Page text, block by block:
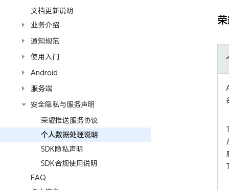
文档更新说明
业务介绍
通知规范
使用入门
Android
服务端
安全隐私与服务声明
荣耀推送服务协议
个人数据处理说明
SDK隐私声明
SDK合规使用说明
FAQ